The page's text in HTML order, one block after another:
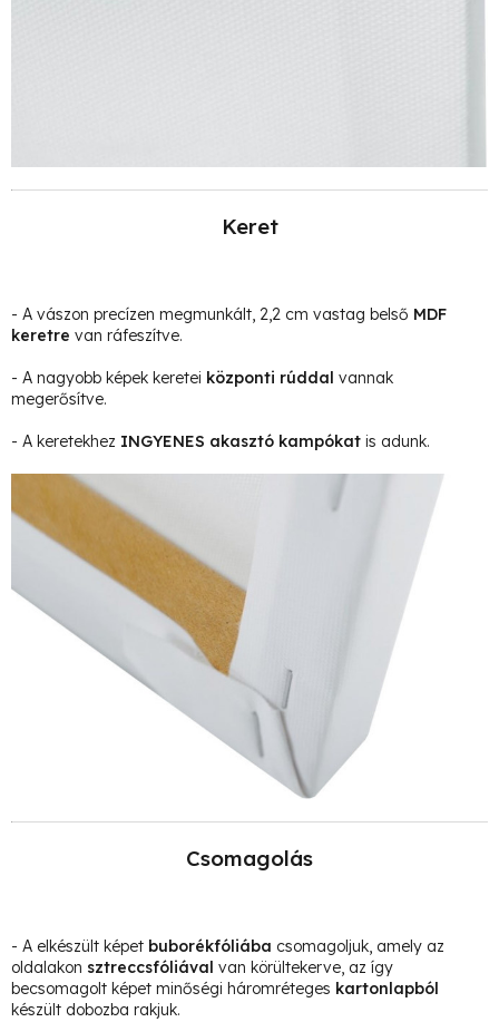
Keret
- A vászon precízen megmunkált, 2,2 cm vastag belső MDF
keretre van ráfeszítve.
- A nagyobb képek keretei központi rúddal vannak
megerősítve.
- A keretekhez INGYENES akasztó kampókat is adunk.
Csomagolás
- A elkészült képet buborékfóliába csomagoljuk, amely az
oldalakon sztreccsfóliával van körültekerve, az így
becsomagolt képet minőségi háromréteges kartonlapból
készült dobozba rakjuk.